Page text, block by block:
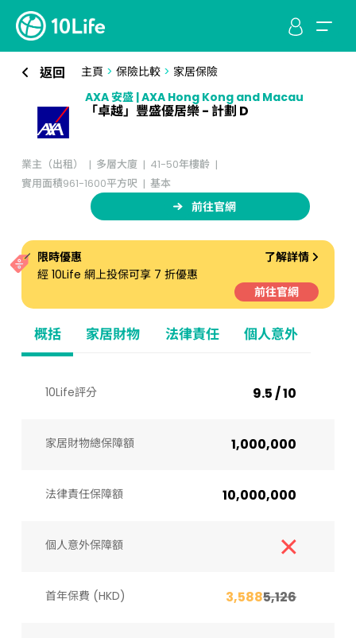
返回 主頁 > 保險比較> 家居保險
AXA 安盛 | AXA Hong Kong and Macau
「卓越」豐盛優居樂 - 計劃 D
業主（出租） 多層大廈
41-50年樓齡
實用面積961-1600平方呎
基本
前往官網
概括 家居財物 法律責任 個人意外
限時優惠
了解詳情
經 10Life 網上投保可享 7 折優惠
前往官網
10Life評分 9.5 / 10
家居財物總保障額 1,000,000
法律責任保障額 10,000,000
個人意外保障額
首年保費 (HKD) 3,5885,126